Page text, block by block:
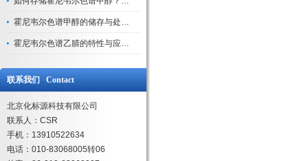
霍尼韦尔色谱甲醇的储存与处理注意事项
霍尼韦尔色谱乙腈的特性与应用领域解析
联系我们 Contact
北京化标源科技有限公司
联系人：CSR
手机：13910522634
电话：010-83068005转06